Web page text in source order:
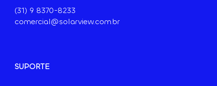
(31) 9 8370-8233
comercial@solarview.com.br
SUPORTE